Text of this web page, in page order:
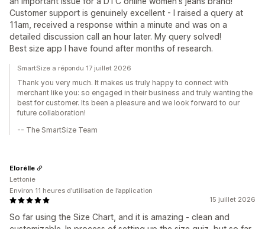
Customer support is genuinely excellent - I raised a query at
11am, received a response within a minute and was on a
detailed discussion call an hour later. My query solved!
Best size app I have found after months of research.
SmartSize a répondu 17 juillet 2026
Thank you very much. It makes us truly happy to connect with
merchant like you: so engaged in their business and truly wanting the
best for customer. Its been a pleasure and we look forward to our
future collaboration!
-- The SmartSize Team
15 juillet 2026
So far using the Size Chart, and it is amazing - clean and
Elorélle
Lettonie
Environ 11 heures d’utilisation de l’application